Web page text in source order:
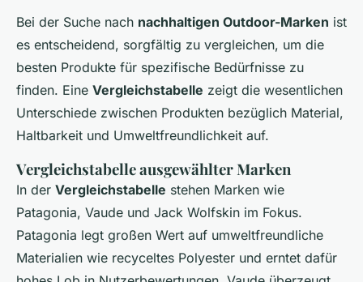
Bei der Suche nach nachhaltigen Outdoor-Marken ist
es entscheidend, sorgfältig zu vergleichen, um die
besten Produkte für spezifische Bedürfnisse zu
finden. Eine Vergleichstabelle zeigt die wesentlichen
Unterschiede zwischen Produkten bezüglich Material,
Haltbarkeit und Umweltfreundlichkeit auf.
Vergleichstabelle ausgewählter Marken
In der Vergleichstabelle stehen Marken wie
Patagonia, Vaude und Jack Wolfskin im Fokus.
Patagonia legt großen Wert auf umweltfreundliche
Materialien wie recyceltes Polyester und erntet dafür